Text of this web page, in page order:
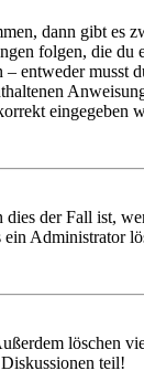
dann gibt es
folgen, die
entweder musst
eingegeben
der Fall ist,
Administrator
löschen
teil!